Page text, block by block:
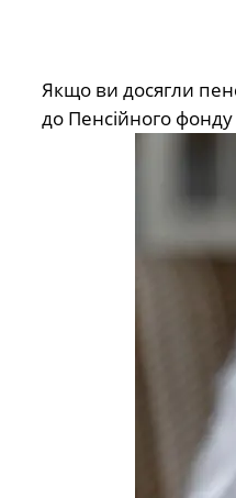
Якщо ви досягли
до Пенсійного